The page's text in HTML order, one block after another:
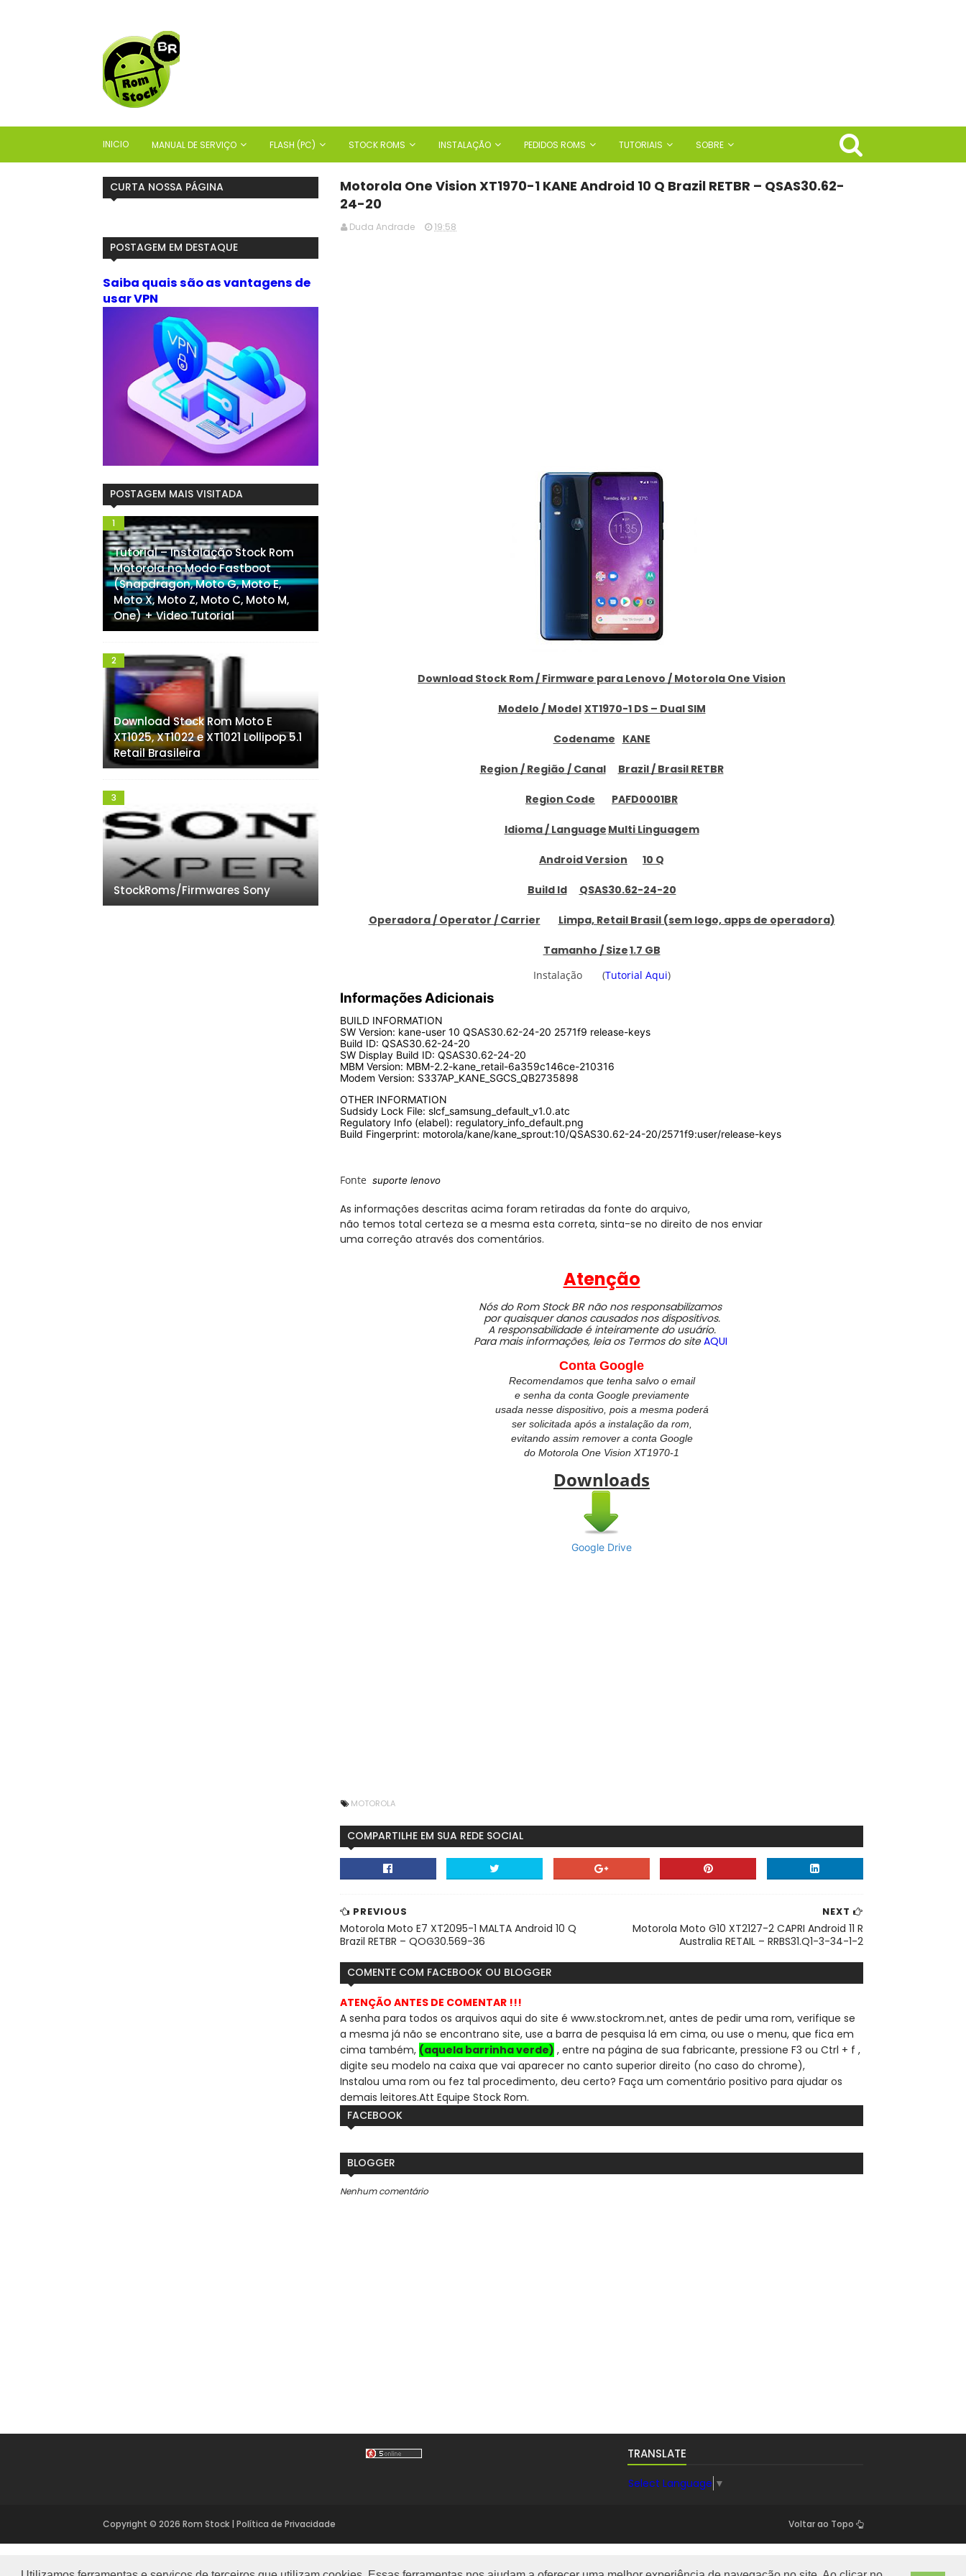
INICIO MANUAL DE SERVIÇO FLASH (PC) STOCK ROMS INSTALAÇÃO PEDIDOS ROMS TUTORIAIS SOBRE
Motorola One Vision XT1970-1 KANE Android 10 Q Brazil RETBR – QSAS30.62-
24-20
Duda Andrade 19:58
Download Stock Rom / Firmware para Lenovo / Motorola One Vision
Modelo / Model XT1970-1 DS – Dual SIM
Codename KANE
Region / Região / Canal Brazil / Brasil RETBR
Region Code PAFD0001BR
Idioma / Language Multi Linguagem
Android Version 10 Q
Build Id QSAS30.62-24-20
Operadora / Operator / Carrier Limpa, Retail Brasil (sem logo, apps de operadora)
Tamanho / Size1.7 GB
Instalação (Tutorial Aqui)
Informações Adicionais
BUILD INFORMATION
SW Version: kane-user 10 QSAS30.62-24-20 2571f9 release-keys
Build ID: QSAS30.62-24-20
SW Display Build ID: QSAS30.62-24-20
MBM Version: MBM-2.2-kane_retail-6a359c146ce-210316
Modem Version: S337AP_KANE_SGCS_QB2735898
OTHER INFORMATION
Sudsidy Lock File: slcf_samsung_default_v1.0.atc
Regulatory Info (elabel): regulatory_info_default.png
Build Fingerprint: motorola/kane/kane_sprout:10/QSAS30.62-24-20/2571f9:user/release-keys
Fonte suporte lenovo
As informações descritas acima foram retiradas da fonte do arquivo,
não temos total certeza se a mesma esta correta, sinta-se no direito de nos enviar
uma correção através dos comentários.
Atenção
Nós do Rom Stock BR não nos responsabilizamos
por quaisquer danos causados nos dispositivos.
A responsabilidade é inteiramente do usuário.
Para mais informações, leia os Termos do site AQUI
Conta Google
Recomendamos que tenha salvo o email
e senha da conta Google previamente
usada nesse dispositivo, pois a mesma poderá
ser solicitada após a instalação da rom,
evitando assim remover a conta Google
do Motorola One Vision XT1970-1
Downloads
Google Drive
MOTOROLA
COMPARTILHE EM SUA REDE SOCIAL
NEXT
Motorola Moto G10 XT2127-2 CAPRI Android 11 R
Australia RETAIL – RRBS31.Q1-3-34-1-2
PREVIOUS
Motorola Moto E7 XT2095-1 MALTA Android 10 Q
Brazil RETBR – QOG30.569-36
COMENTE COM FACEBOOK OU BLOGGER
ATENÇÃO ANTES DE COMENTAR !!!
A senha para todos os arquivos aqui do site é www.stockrom.net, antes de pedir uma rom, verifique se
a mesma já não se encontrano site, use a barra de pesquisa lá em cima, ou use o menu, que fica em
cima também, (aquela barrinha verde) , entre na página de sua fabricante, pressione F3 ou Ctrl + f ,
digite seu modelo na caixa que vai aparecer no canto superior direito (no caso do chrome),
Instalou uma rom ou fez tal procedimento, deu certo? Faça um comentário positivo para ajudar os
demais leitores.Att Equipe Stock Rom.
FACEBOOK
BLOGGER
Nenhum comentário
CURTA NOSSA PÁGINA
POSTAGEM EM DESTAQUE
Saiba quais são as vantagens de
usar VPN
POSTAGEM MAIS VISITADA
Tutorial – Instalação Stock Rom
Motorola no Modo Fastboot
(Snapdragon, Moto G, Moto E,
Moto X, Moto Z, Moto C, Moto M,
One) + Video Tutorial
Download Stock Rom Moto E
XT1025, XT1022 e XT1021 Lollipop 5.1
Retail Brasileira
StockRoms/Firmwares Sony
TRANSLATE
Select Language ▼
Copyright © 2026 Rom Stock | Política de Privacidade Voltar ao Topo